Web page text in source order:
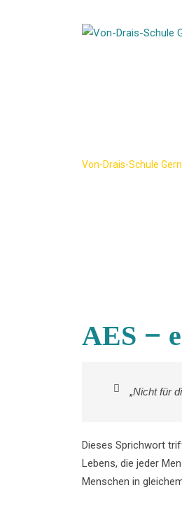
Von-Drais-Schule
AES –
„Nicht für
Dieses Sprichwort
Lebens, die jeder
Menschen in